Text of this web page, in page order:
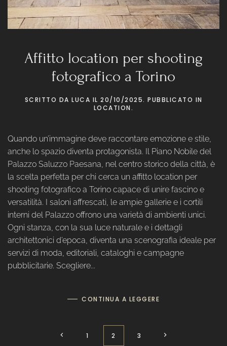
Affitto location per shooting
fotografico a Torino
SCRITTO DA LUCA IL 20/10/2025. PUBBLICATO IN
LOCATION.
Quando un’immagine deve raccontare emozione e stile,
anche lo spazio diventa protagonista. Il Piano Nobile del
Palazzo Saluzzo Paesana, nel centro storico della città, è
la scelta perfetta per chi cerca un affitto location per
shooting fotografico a Torino capace di unire fascino e
versatilità. I saloni affrescati, le ampie gallerie e i cortili
interni del Palazzo offrono una varietà di ambienti unici.
Ogni stanza, con la sua luce naturale e i dettagli
architettonici d’epoca, diventa una scenografia ideale per
servizi di moda, editoriali, cataloghi e campagne
pubblicitarie. Scegliere...
CONTINUA A LEGGERE
1 2 3